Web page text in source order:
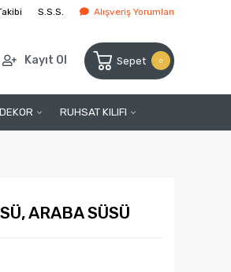
S.S.S. Alışveriş Yorumları
Kayıt Ol Sepet 0
RUHSAT KILIFI
ARABA SÜSÜ